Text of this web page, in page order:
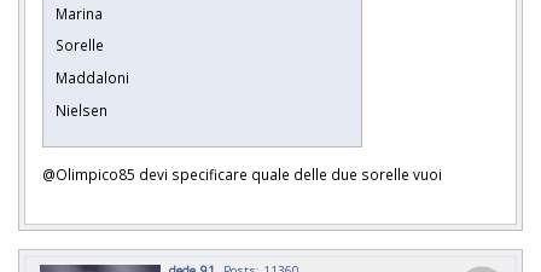
Marina
Sorelle
Maddaloni
Nielsen
@Olimpico85 devi specificare quale delle due sorelle vuoi